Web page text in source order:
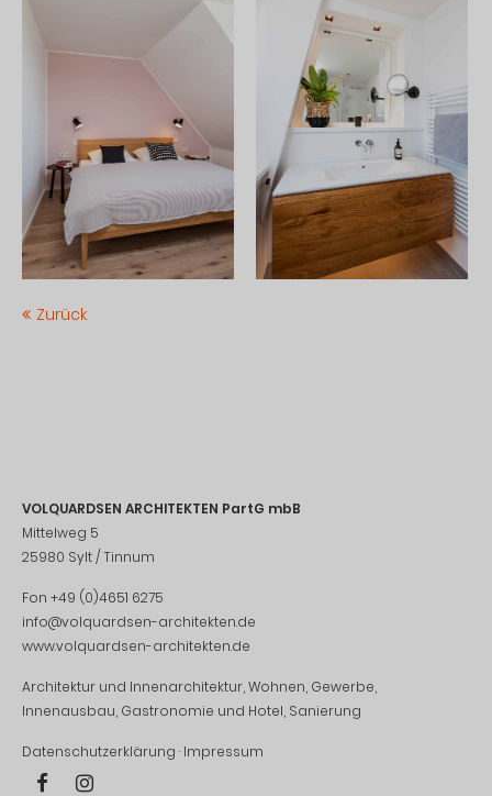
Zurück
VOLQUARDSEN ARCHITEKTEN PartG mbB
Mittelweg 5
25980 Sylt / Tinnum
Fon +49 (0)4651 6275
info@volquardsen-architekten.de
www.volquardsen-architekten.de
Architektur und Innenarchitektur, Wohnen, Gewerbe,
Innenausbau, Gastronomie und Hotel, Sanierung
Datenschutzerklärung · Impressum